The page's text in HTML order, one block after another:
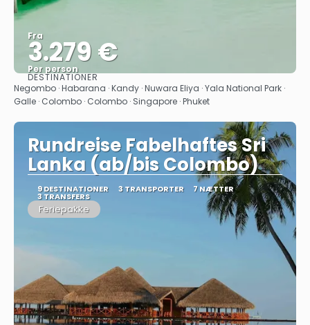
Fra
3.279 €
Per person
Se
DESTINATIONER
Negombo · Habarana · Kandy · Nuwara Eliya · Yala National Park ·
Galle · Colombo · Colombo · Singapore · Phuket
Rundreise Fabelhaftes Sri
Lanka (ab/bis Colombo)
9 DESTINATIONER 3 TRANSPORTER 7 NÆTTER
3 TRANSFERS
Feriepakke